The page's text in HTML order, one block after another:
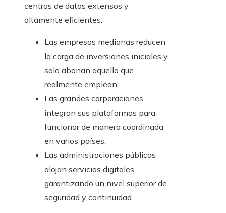
centros de datos extensos y
altamente eficientes.
Las empresas medianas reducen
la carga de inversiones iniciales y
solo abonan aquello que
realmente emplean.
Las grandes corporaciones
integran sus plataformas para
funcionar de manera coordinada
en varios países.
Las administraciones públicas
alojan servicios digitales
garantizando un nivel superior de
seguridad y continuidad.